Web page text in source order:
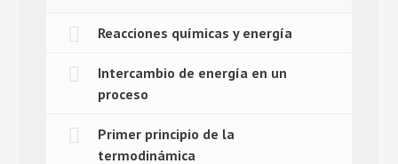
Reacciones químicas y energía
Intercambio de energía en un
proceso
Primer principio de la
termodinámica